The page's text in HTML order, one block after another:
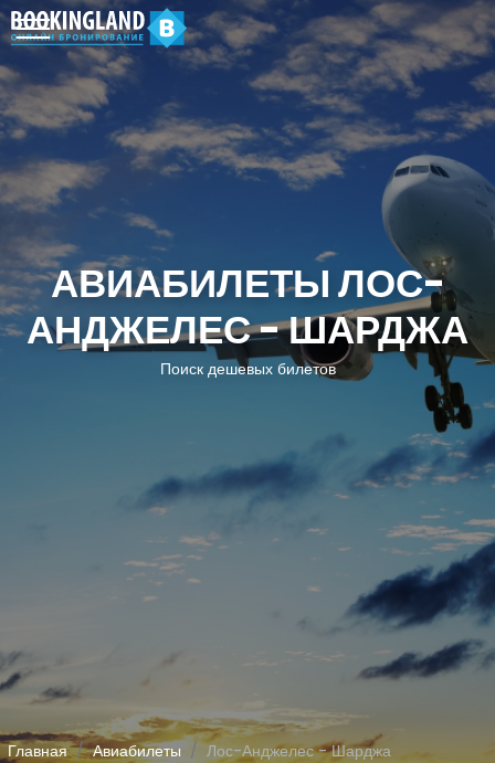
АВИАБИЛЕТЫ ЛОС-
АНДЖЕЛЕС - ШАРДЖА
Поиск дешевых билетов
Главная Авиабилеты Лос-Анджелес - Шарджа